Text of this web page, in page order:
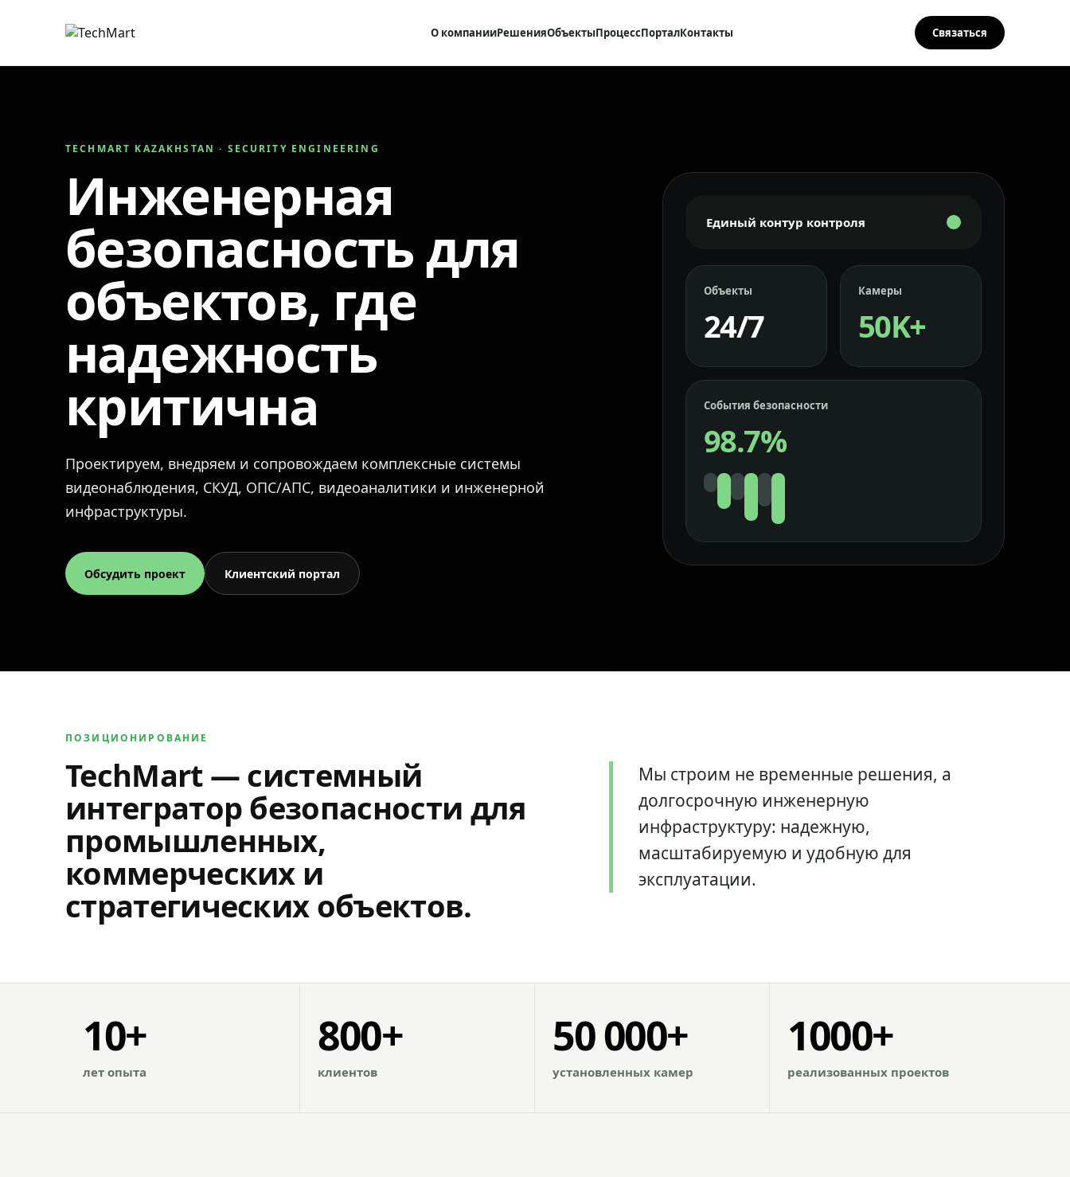
О компанииРешенияОбъектыПроцессПорталКонтакты Связаться
TECHMART KAZAKHSTAN · SECURITY ENGINEERING
Инженерная
безопасность для
объектов, где
надежность
критична
Проектируем, внедряем и сопровождаем комплексные системы
видеонаблюдения, СКУД, ОПС/АПС, видеоаналитики и инженерной
инфраструктуры.
Обсудить проект Клиентский портал
Единый контур контроля
Объекты
24/7
Камеры
50K+
События безопасности
98.7%
ПОЗИЦИОНИРОВАНИЕ
TechMart — системный
интегратор безопасности для
промышленных,
коммерческих и
стратегических объектов.
Мы строим не временные решения, а
долгосрочную инженерную
инфраструктуру: надежную,
масштабируемую и удобную для
эксплуатации.
10+
лет опыта
800+
клиентов
50 000+
установленных камер
1000+
реализованных проектов